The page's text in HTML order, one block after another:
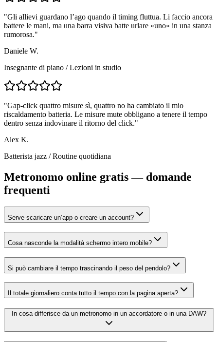
"Gli allievi guardano l’ago quando il timing fluttua. Li faccio ancora
battere le mani, ma una barra visiva batte urlare «uno» in una stanza
rumorosa."
Daniele W.
Insegnante di piano /Lezioni in studio
"Gap-click quattro misure sì, quattro no ha cambiato il mio
riscaldamento batteria. Le misure mute obbligano a tenere il tempo
dentro senza indovinare il ritorno del click."
Alex K.
Batterista jazz /Routine quotidiana
Metronomo online gratis — domande
frequenti
Serve scaricare un’app o creare un account?
Cosa nasconde la modalità schermo intero mobile?
Si può cambiare il tempo trascinando il peso del pendolo?
Il totale giornaliero conta tutto il tempo con la pagina aperta?
In cosa differisce da un metronomo in un accordatore o in una DAW?